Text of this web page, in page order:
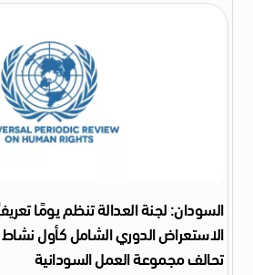
السودان: لجنة العدالة تنظم يومًا
الاستعراض الدوري الشامل كأول نشاط
تحالف مجموعة العمل السودانية